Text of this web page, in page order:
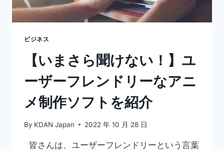
の
成
ア
プ
リ
を
ご
ビジネス
【いまさら聞けない！】ユ
ーザーフレンドリーなアニ
メ制作ソフトを紹介
By KDAN Japan 2022 年 10 月 28 日
皆さんは、ユーザーフレンドリーという言葉